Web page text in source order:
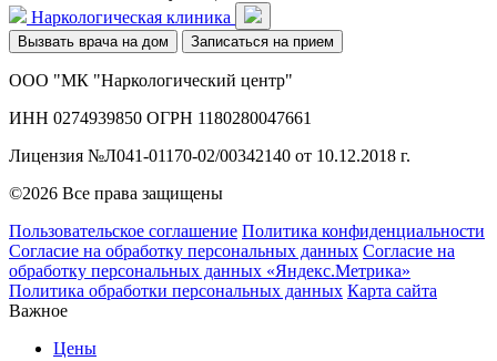
Наркологическая клиника
Вызвать врача на дом Записаться на прием
ООО "МК "Наркологический центр"
ИНН 0274939850 ОГРН 1180280047661
Лицензия №Л041-01170-02/00342140 от 10.12.2018 г.
©2026 Все права защищены
Пользовательское соглашение Политика конфиденциальности
Согласие на обработку персональных данных Согласие на
обработку персональных данных «Яндекс.Метрика»
Политика обработки персональных данных Карта сайта
Важное
Цены